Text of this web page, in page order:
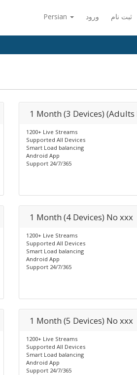
Persian ورود ثبت نام
1 Month (3 Devices)
1200+ Live Streams
Supported All Devices
Smart Load balancing
Android App
Support 24/7/365
1 Month (4 Devices) No xxx
1200+ Live Streams
Supported All Devices
Smart Load balancing
Android App
Support 24/7/365
1 Month (5 Devices) No xxx
1200+ Live Streams
Supported All Devices
Smart Load balancing
Android App
Support 24/7/365